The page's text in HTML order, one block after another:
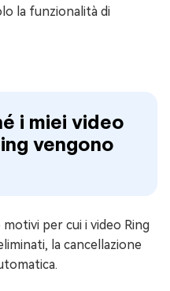
la funzionalità di
i miei video
vengono
per cui i video Ring
la cancellazione